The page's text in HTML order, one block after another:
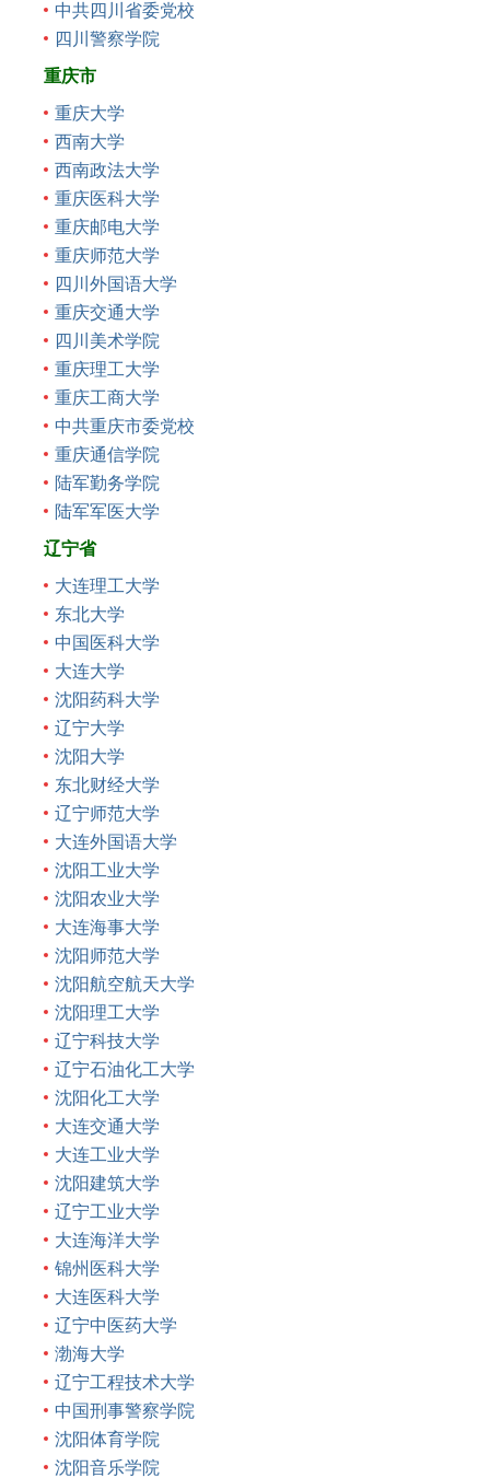
中共四川省委党校
四川警察学院
重庆市
重庆大学
西南大学
西南政法大学
重庆医科大学
重庆邮电大学
重庆师范大学
四川外国语大学
重庆交通大学
四川美术学院
重庆理工大学
重庆工商大学
中共重庆市委党校
重庆通信学院
陆军勤务学院
陆军军医大学
辽宁省
大连理工大学
东北大学
中国医科大学
大连大学
沈阳药科大学
辽宁大学
沈阳大学
东北财经大学
辽宁师范大学
大连外国语大学
沈阳工业大学
沈阳农业大学
大连海事大学
沈阳师范大学
沈阳航空航天大学
沈阳理工大学
辽宁科技大学
辽宁石油化工大学
沈阳化工大学
大连交通大学
大连工业大学
沈阳建筑大学
辽宁工业大学
大连海洋大学
锦州医科大学
大连医科大学
辽宁中医药大学
渤海大学
辽宁工程技术大学
中国刑事警察学院
沈阳体育学院
沈阳音乐学院